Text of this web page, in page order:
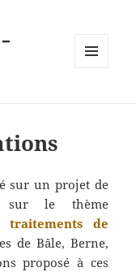
sur un projet de
sur le thème
de
de Bâle, Berne,
proposé à ces